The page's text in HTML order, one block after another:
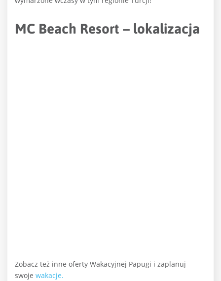
MC Beach Resort – lokalizacja
Zobacz też inne oferty Wakacyjnej Papugi i zaplanuj
swoje wakacje.